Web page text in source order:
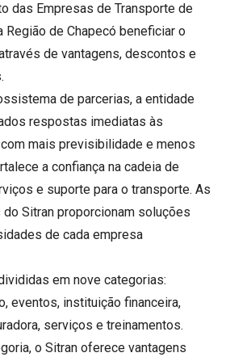
das Empresas de Transporte de
Região de Chapecó beneficiar o
de vantagens, descontos e
de parcerias, a entidade
respostas imediatas às
mais previsibilidade e menos
a confiança na cadeia de
e suporte para o transporte. As
Sitran proporcionam soluções
de cada empresa
em nove categorias:
eventos, instituição financeira,
serviços e treinamentos.
o Sitran oferece vantagens